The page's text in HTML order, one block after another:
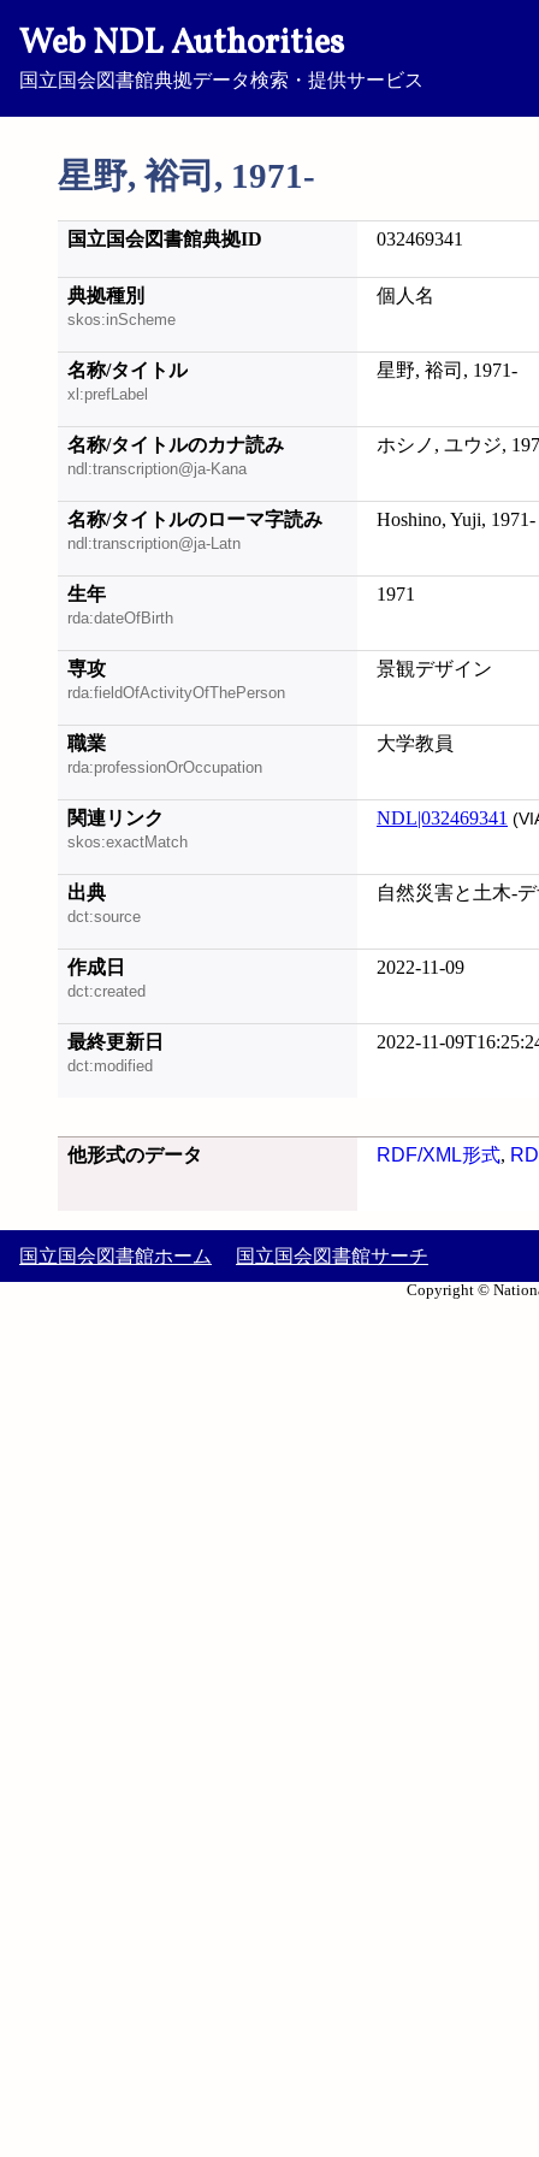
Web NDL Authorities
国立国会図書館典拠データ検索・提供サービス
星野, 裕司, 1971-
国立国会図書館典拠ID 032469341
典拠種別
skos:inScheme
個人名
名称/タイトル
xl:prefLabel
星野, 裕司, 1971-
名称/タイトルのカナ読み
ndl:transcription@ja-Kana
ホシノ, ユウジ,
名称/タイトルのローマ字読み
ndl:transcription@ja-Latn
Hoshino, Yuji, 1971-
生年
rda:dateOfBirth
1971
専攻
rda:fieldOfActivityOfThePerson
景観デザイン
職業
rda:professionOrOccupation
大学教員
関連リンク
skos:exactMatch
NDL|032469341
出典
dct:source
自然災害と土木-
作成日
dct:created
2022-11-09
最終更新日
dct:modified
2022-11-
他形式のデータ RDF/XML形式,
国立国会図書館ホーム 国立国会図書館サーチ
Copyright ©